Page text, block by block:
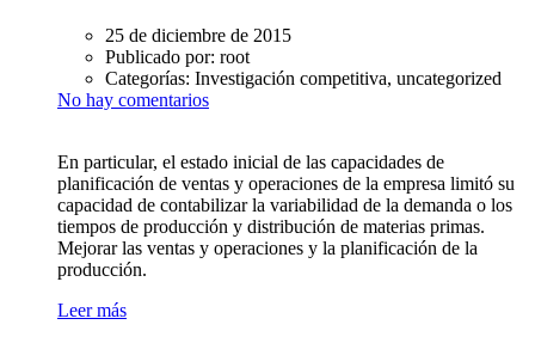
25 de diciembre de 2015
Publicado por: root
Categorías: Investigación competitiva, uncategorized
No hay comentarios
En particular, el estado inicial de las capacidades de
planificación de ventas y operaciones de la empresa limitó su
capacidad de contabilizar la variabilidad de la demanda o los
tiempos de producción y distribución de materias primas.
Mejorar las ventas y operaciones y la planificación de la
producción.
Leer más